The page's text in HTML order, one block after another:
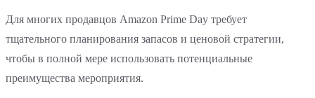
Для многих продавцов Amazon Prime Day требует
тщательного планирования запасов и ценовой стратегии,
чтобы в полной мере использовать потенциальные
преимущества мероприятия.